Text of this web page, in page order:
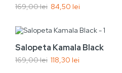
169,00 lei 84,50 lei
-30%
Nou
Salopeta Kamala Black
169,00 lei 118,30 lei